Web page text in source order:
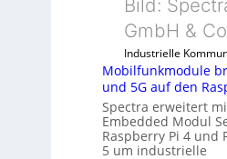
z
i
l
m
m
b
d
u
s
t
r
e
Bild:
GmbH &
Industrielle
Mobilfunkmodule
und 5G auf den
Spectra erweitert
Embedded Modul
Raspberry Pi 4 und
5 um industrielle